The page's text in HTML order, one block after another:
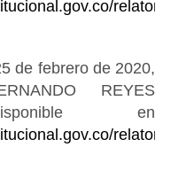
relatoria/
de febrero de 2020,
REYES
en
relatoria/